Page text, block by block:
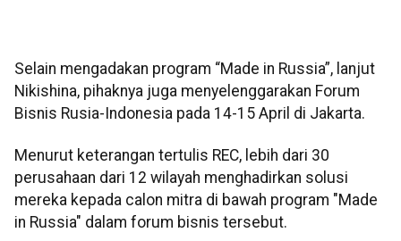
Selain mengadakan program “Made in Russia”, lanjut
Nikishina, pihaknya juga menyelenggarakan Forum
Bisnis Rusia-Indonesia pada 14-15 April di Jakarta.
Menurut keterangan tertulis REC, lebih dari 30
perusahaan dari 12 wilayah menghadirkan solusi
mereka kepada calon mitra di bawah program "Made
in Russia" dalam forum bisnis tersebut.